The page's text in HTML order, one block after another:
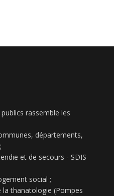
rassemble les
départements,
et de secours - SDIS
social ;
la thanatologie (Pompes